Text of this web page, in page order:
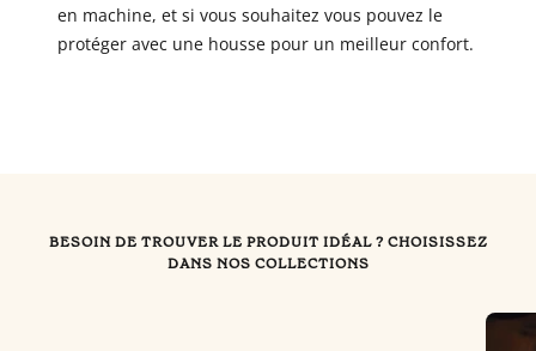
en machine, et si vous souhaitez vous pouvez le
protéger avec une housse pour un meilleur confort.
BESOIN DE TROUVER LE PRODUIT IDÉAL ? CHOISISSEZ
DANS NOS COLLECTIONS